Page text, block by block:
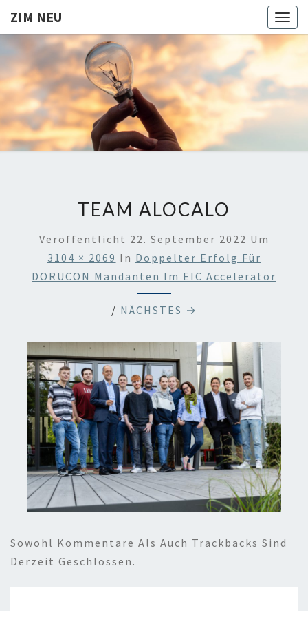
ZIM NEU
ZIM
NEU
Aktuelles
zur ZIM
Förderung
TEAM ALOCALO
Veröffentlicht 22. September 2022 Um
3104 × 2069 In Doppelter Erfolg Für
DORUCON Mandanten Im EIC Accelerator
/ NÄCHSTES →
Sowohl Kommentare Als Auch Trackbacks Sind
Derzeit Geschlossen.